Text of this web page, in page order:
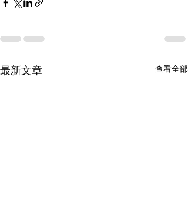
最新文章 查看全部